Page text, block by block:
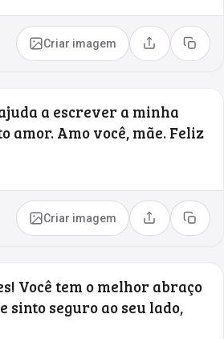
Criar imagem Compartilhar
Copiar
a escrever a minha
amor. Amo você, mãe. Feliz
Criar imagem Compartilhar
Copiar
Você tem o melhor abraço
sinto seguro ao seu lado,